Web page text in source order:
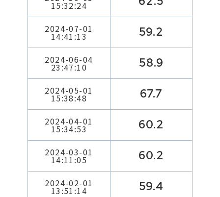
15:32:24
2024-07-01
14:41:13 59.2
2024-06-04
23:47:10 58.9
2024-05-01
15:38:48 67.7
2024-04-01
15:34:53 60.2
2024-03-01
14:11:05 60.2
2024-02-01
13:51:14 59.4